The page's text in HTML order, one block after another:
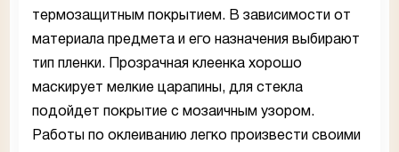
термозащитным покрытием. В зависимости от
материала предмета и его назначения выбирают
тип пленки. Прозрачная клеенка хорошо
маскирует мелкие царапины, для стекла
подойдет покрытие с мозаичным узором.
Работы по оклеиванию легко произвести своими